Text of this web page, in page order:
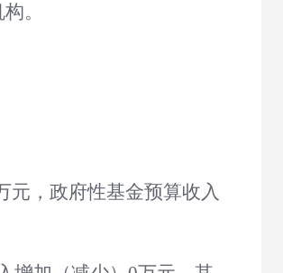
构。
元，政府性基金预算收入